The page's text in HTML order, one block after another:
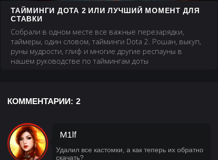
ТАЙМИНГИ ДОТА 2 ИЛИ ЛУЧШИЙ МОМЕНТ ДЛЯ
СТАВКИ
Собрали в одном месте все важные перезарядки,
таймеры, один словом, тайминги Dota 2. Рошан, выкуп,
руны мудрости, глиф и многие другие респауны в
нашем руководстве по таймингам доты
КОММЕНТАРИИ: 2
M1lf
Удалил все кастомки, а как теперь их обратно
скачать?